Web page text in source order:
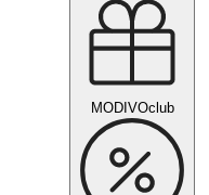
MODIVOclub